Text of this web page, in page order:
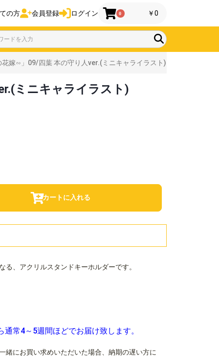
の方 会員登録 ログイン 0 ￥0
嫁∽」09/四葉 本の守り人ver.(ミニキャライラスト)
ミニキャライラスト)
カートに入れる
る、アクリルスタンドキーホルダーです。
常4～5週間ほどでお届け致します。
緒にお買い求めいただいた場合、納期の遅い方に